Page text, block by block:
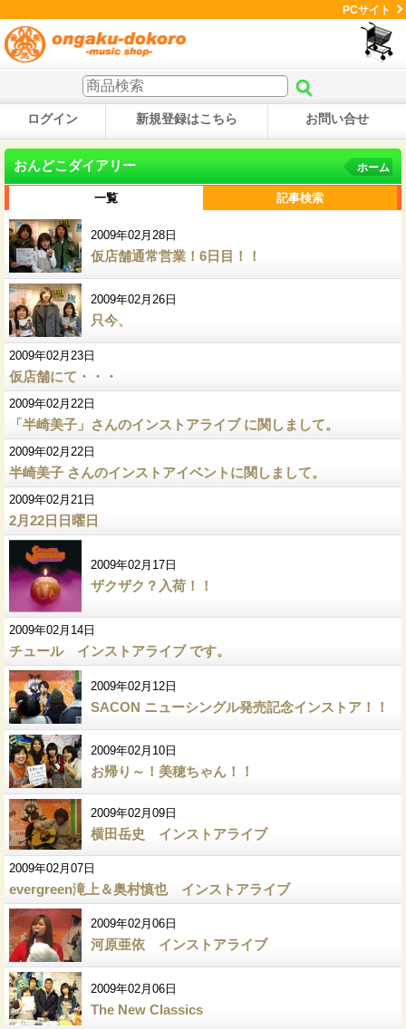
PCサイト
ログイン 新規登録はこちら お問い合せ
おんどこダイアリー ホーム
一覧 記事検索
2009年02月28日
仮店舗通常営業！6日目！！
2009年02月26日
只今、
2009年02月23日
仮店舗にて・・・
2009年02月22日
「半崎美子」さんのインストアライブ に関しまして。
2009年02月22日
半崎美子 さんのインストアイベントに関しまして。
2009年02月21日
2月22日日曜日
2009年02月17日
ザクザク？入荷！！
2009年02月14日
チュール インストアライブ です。
2009年02月12日
SACON ニューシングル発売記念インストア！！
2009年02月10日
お帰り～！美穂ちゃん！！
2009年02月09日
横田岳史 インストアライブ
2009年02月07日
evergreen滝上＆奥村慎也 インストアライブ
2009年02月06日
河原亜依 インストアライブ
2009年02月06日
The New Classics